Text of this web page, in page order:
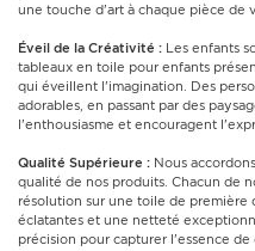
une touche d'art à chaque pièce de
Éveil de la Créativité : Les enfants
tableaux en toile pour enfants
qui éveillent l'imagination. Des
adorables, en passant par des
l'enthousiasme et encouragent
Qualité Supérieure : Nous
qualité de nos produits. Chacun de
résolution sur une toile de première
éclatantes et une netteté
précision pour capturer l'essence